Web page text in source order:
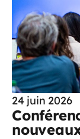
24 juin 2026